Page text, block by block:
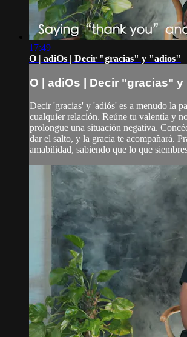
17:49
O | adiOs | Decir "gracias" y "adios"
O | adiOs | Decir "gracias"
Decir 'gracias' y 'adiós' es a menudo la
cualquier relación. Reúne tu valentía y
prolongue una situación negativa.
dar el salto, y la gracia te acompañará.
amabilidad, sabiendo que lo que